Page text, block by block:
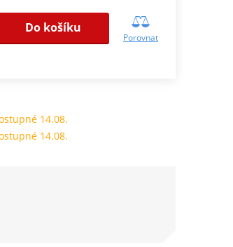
Do košíku
Porovnat
14.08.
14.08.